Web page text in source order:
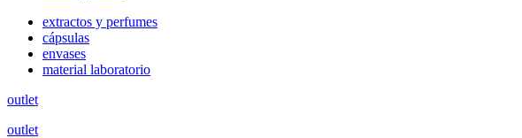
extractos y perfumes
cápsulas
envases
material laboratorio
outlet
outlet